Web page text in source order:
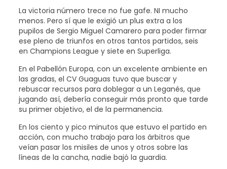
La victoria número trece no fue gafe. NI mucho
menos. Pero sí que le exigió un plus extra a los
pupilos de Sergio Miguel Camarero para poder firmar
ese pleno de triunfos en otros tantos partidos, seis
en Champions League y siete en Superliga.
En el Pabellón Europa, con un excelente ambiente en
las gradas, el CV Guaguas tuvo que buscar y
rebuscar recursos para doblegar a un Leganés, que
jugando así, debería conseguir más pronto que tarde
su primer objetivo, el de la permanencia.
En los ciento y pico minutos que estuvo el partido en
acción, con mucho trabajo para los árbitros que
veían pasar los misiles de unos y otros sobre las
líneas de la cancha, nadie bajó la guardia.